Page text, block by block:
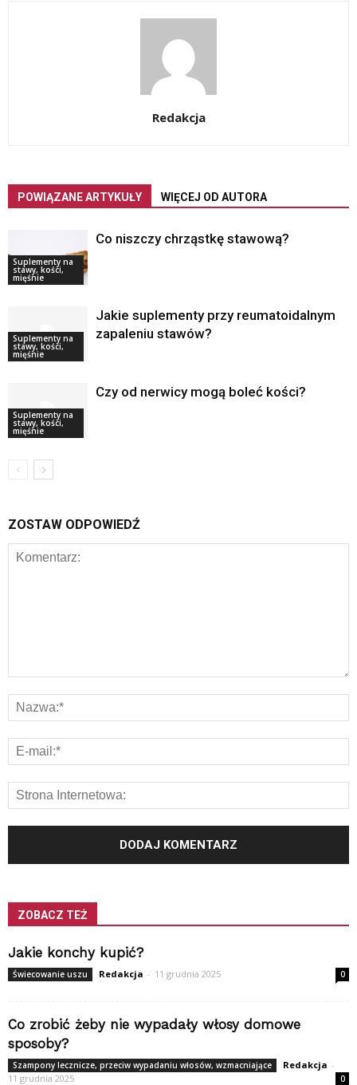
Redakcja
POWIĄZANE ARTYKUŁY WIĘCEJ OD AUTORA
Suplementy na
stawy, kości,
mięśnie
Co niszczy chrząstkę stawową?
Suplementy na
stawy, kości,
mięśnie
Jakie suplementy przy reumatoidalnym
zapaleniu stawów?
Suplementy na
stawy, kości,
mięśnie
Czy od nerwicy mogą boleć kości?
ZOSTAW ODPOWIEDŹ
ZOBACZ TEŻ
Jakie konchy kupić?
Świecowanie uszu Redakcja - 11 grudnia 2025 0
Co zrobić żeby nie wypadały włosy domowe
sposoby?
Szampony lecznicze, przeciw wypadaniu włosów, wzmacniające Redakcja -
11 grudnia 2025
0